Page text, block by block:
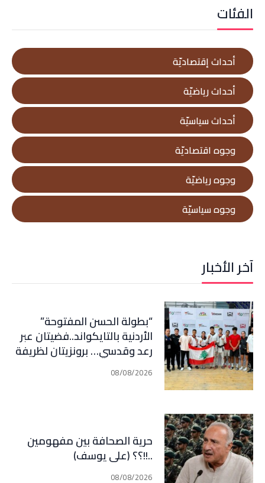
الفئات
أحداث إقتصاديّة
أحداث رياضيّة
أحداث سياسيّة
وجوه اقتصاديّة
وجوه رياضيّة
وجوه سياسيّة
آخر الأخبار
“بطولة الحسن المفتوحة”
الأردنية بالتايكواند..فضيتان عبر
رعد وقدسي… برونزيتان لظريفة
وأبي هيلا
08/08/2026
حرية الصحافة بين مفهومين
..!!؟؟ (علي يوسف)
08/08/2026